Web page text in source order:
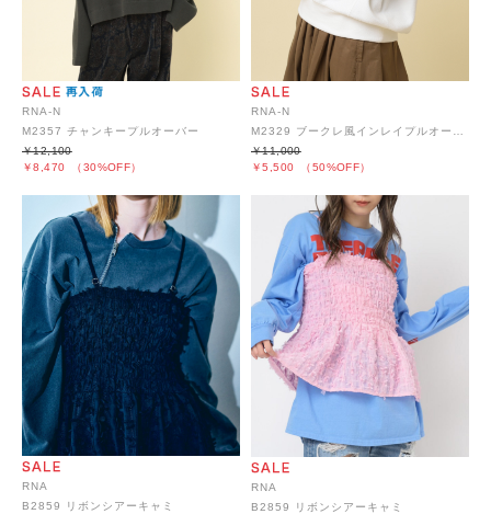
RNA-N
M2357 チャンキープルオーバー
￥8,470 （30%OFF）
￥12,100
RNA-N
￥5,500 （50%OFF）
￥11,000
RNA
B2859 リボンシアーキャミ
RNA
B2859 リボンシアーキャミ